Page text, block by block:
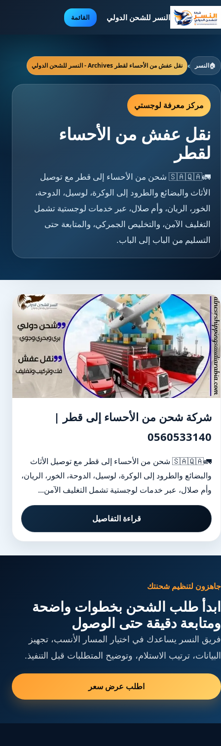
النسر للشحن الدولي القائمة
🏠النسر › نقل عفش من الأحساء لقطر Archives - النسر للشحن الدولي
مركز معرفة لوجستي
نقل عفش من الأحساء
لقطر
🚛🇸🇦🇶🇦 شحن من الأحساء إلى قطر مع توصيل
الأثاث والبضائع والطرود إلى الوكرة، لوسيل، الدوحة،
الخور، الريان، وأم صلال، عبر خدمات لوجستية تشمل
التغليف الآمن، والتخليص الجمركي، والمتابعة حتى
التسليم من الباب إلى الباب.
شركة شحن من الأحساء إلى قطر |
0560533140
🚛🇸🇦🇶🇦 شحن من الأحساء إلى قطر مع توصيل الأثاث
والبضائع والطرود إلى الوكرة، لوسيل، الدوحة، الخور، الريان،
وأم صلال، عبر خدمات لوجستية تشمل التغليف الآمن...
قراءة التفاصيل
جاهزون لتنظيم شحنتك
ابدأ طلب الشحن بخطوات واضحة
ومتابعة دقيقة حتى الوصول
فريق النسر يساعدك في اختيار المسار الأنسب، تجهيز
البيانات، ترتيب الاستلام، وتوضيح المتطلبات قبل التنفيذ.
اطلب عرض سعر